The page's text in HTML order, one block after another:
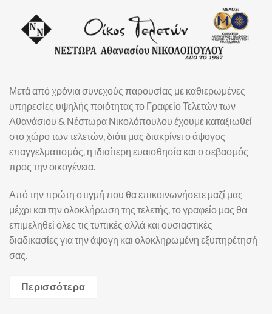
Μετά από χρόνια συνεχούς παρουσίας με καθιερωμένες
υπηρεσίες υψηλής ποιότητας το Γραφείο Τελετών των
Αθανάσιου & Νέστωρα Νικολόπουλου έχουμε καταξιωθεί
στο χώρο των τελετών, διότι μας διακρίνει ο άψογος
επαγγελματισμός, η ιδιαίτερη ευαισθησία και ο σεβασμός
προς την οικογένεια.
Από την πρώτη στιγμή που θα επικοινωνήσετε μαζί μας
μέχρι και την ολοκλήρωση της τελετής, το γραφείο μας θα
επιμεληθεί όλες τις τυπικές αλλά και ουσιαστικές
διαδικασίες για την άψογη και ολοκληρωμένη εξυπηρέτησή
σας.
Περισσότερα